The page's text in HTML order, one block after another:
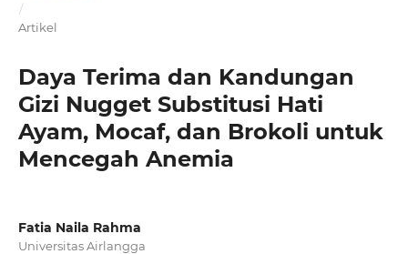
/
Artikel
Daya Terima dan Kandungan
Gizi Nugget Substitusi Hati
Ayam, Mocaf, dan Brokoli untuk
Mencegah Anemia
Fatia Naila Rahma
Universitas Airlangga